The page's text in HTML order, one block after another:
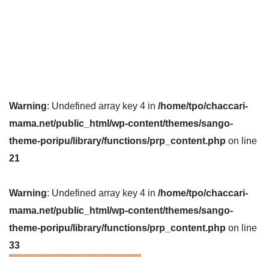
Warning: Undefined array key 4 in /home/tpo/chaccari-
mama.net/public_html/wp-content/themes/sango-
theme-poripu/library/functions/prp_content.php on line
21
Warning: Undefined array key 4 in /home/tpo/chaccari-
mama.net/public_html/wp-content/themes/sango-
theme-poripu/library/functions/prp_content.php on line
33